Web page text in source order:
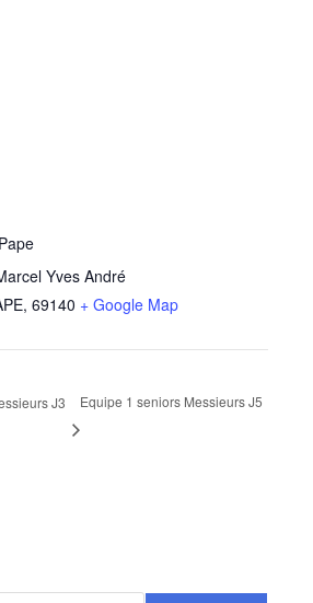
Yves André
, 69140 + Google Map
J3 Equipe 1 seniors Messieurs J5